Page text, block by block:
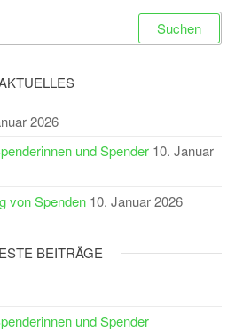
2026
und Spender 10. Januar
von Spenden 10. Januar 2026
BEITRÄGE
und Spender